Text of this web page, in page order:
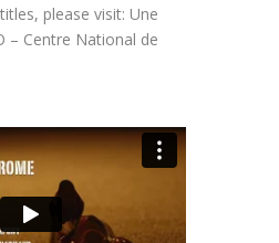
please visit: Une
– Centre National de